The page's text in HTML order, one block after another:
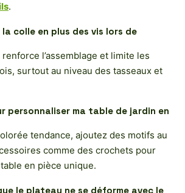
.
colle en plus des vis lors de
l’assemblage et limite les
surtout au niveau des tasseaux et
personnaliser ma table de jardin en
tendance, ajoutez des motifs au
comme des crochets pour
en pièce unique.
le plateau ne se déforme avec le